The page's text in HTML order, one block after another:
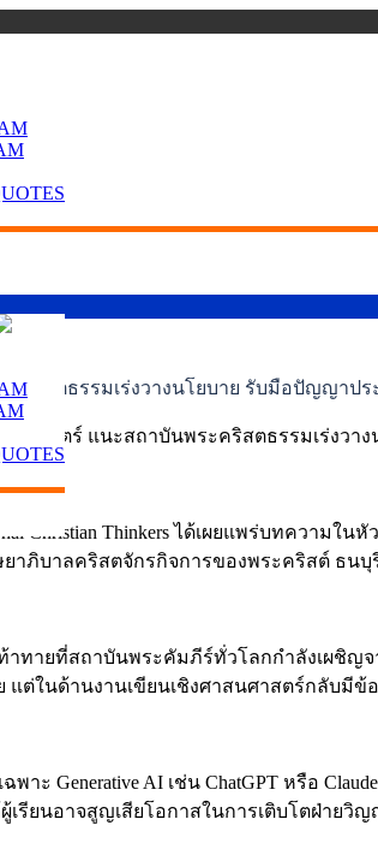
ะคริสตธรรมเร่งวางนโยบาย รับมือปัญญาปร
นศาสตร์ แนะสถาบันพระคริสตธรรมเร่งว
Christian Thinkers ได้เผยแพร่บทความ
ยาภิบาลคริสตจักรกิจการของพระคริสต์ ธน
ทายที่สถาบันพระคัมภีร์ทั่วโลกกำลังเผชิญ
ต่ในด้านงานเขียนเชิงศาสนศาสตร์กลับมี
พาะ Generative AI เช่น ChatGPT หรือ
เรียนอาจสูญเสียโอกาสในการเติบโตฝ่าย